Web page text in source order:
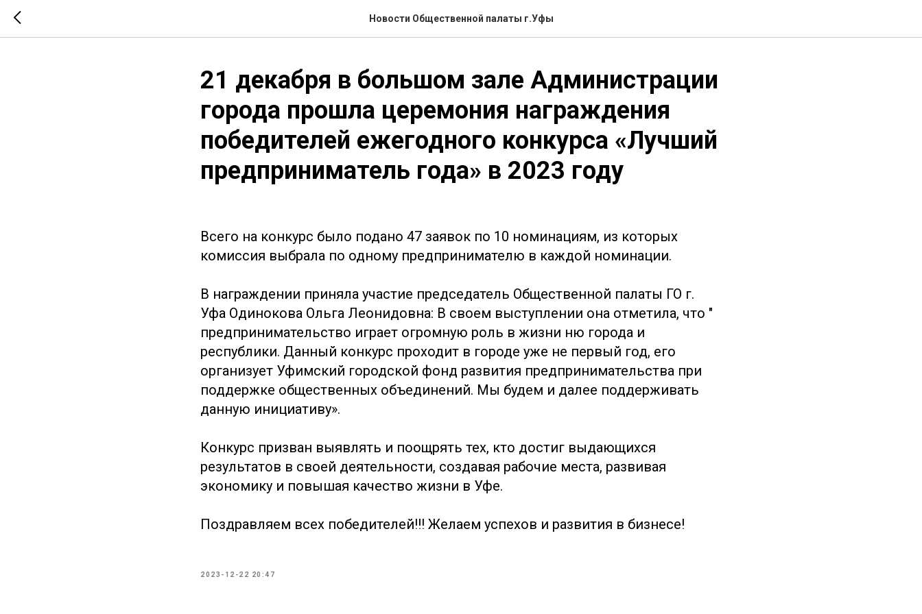
Новости Общественной палаты г.Уфы
21 декабря в большом зале Администрации
города прошла церемония награждения
победителей ежегодного конкурса «Лучший
предприниматель года» в 2023 году
Всего на конкурс было подано 47 заявок по 10 номинациям, из которых
комиссия выбрала по одному предпринимателю в каждой номинации.
В награждении приняла участие председатель Общественной палаты ГО г.
Уфа Одинокова Ольга Леонидовна: В своем выступлении она отметила, что "
предпринимательство играет огромную роль в жизни ню города и
республики. Данный конкурс проходит в городе уже не первый год, его
организует Уфимский городской фонд развития предпринимательства при
поддержке общественных объединений. Мы будем и далее поддерживать
данную инициативу».
Конкурс призван выявлять и поощрять тех, кто достиг выдающихся
результатов в своей деятельности, создавая рабочие места, развивая
экономику и повышая качество жизни в Уфе.
Поздравляем всех победителей!!! Желаем успехов и развития в бизнесе!
2023-12-22 20:47